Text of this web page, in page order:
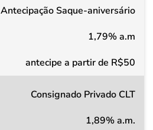
Antecipação Saque-aniversário
1,79% a.m
antecipe a partir de R$50
Consignado Privado CLT
1,89% a.m.